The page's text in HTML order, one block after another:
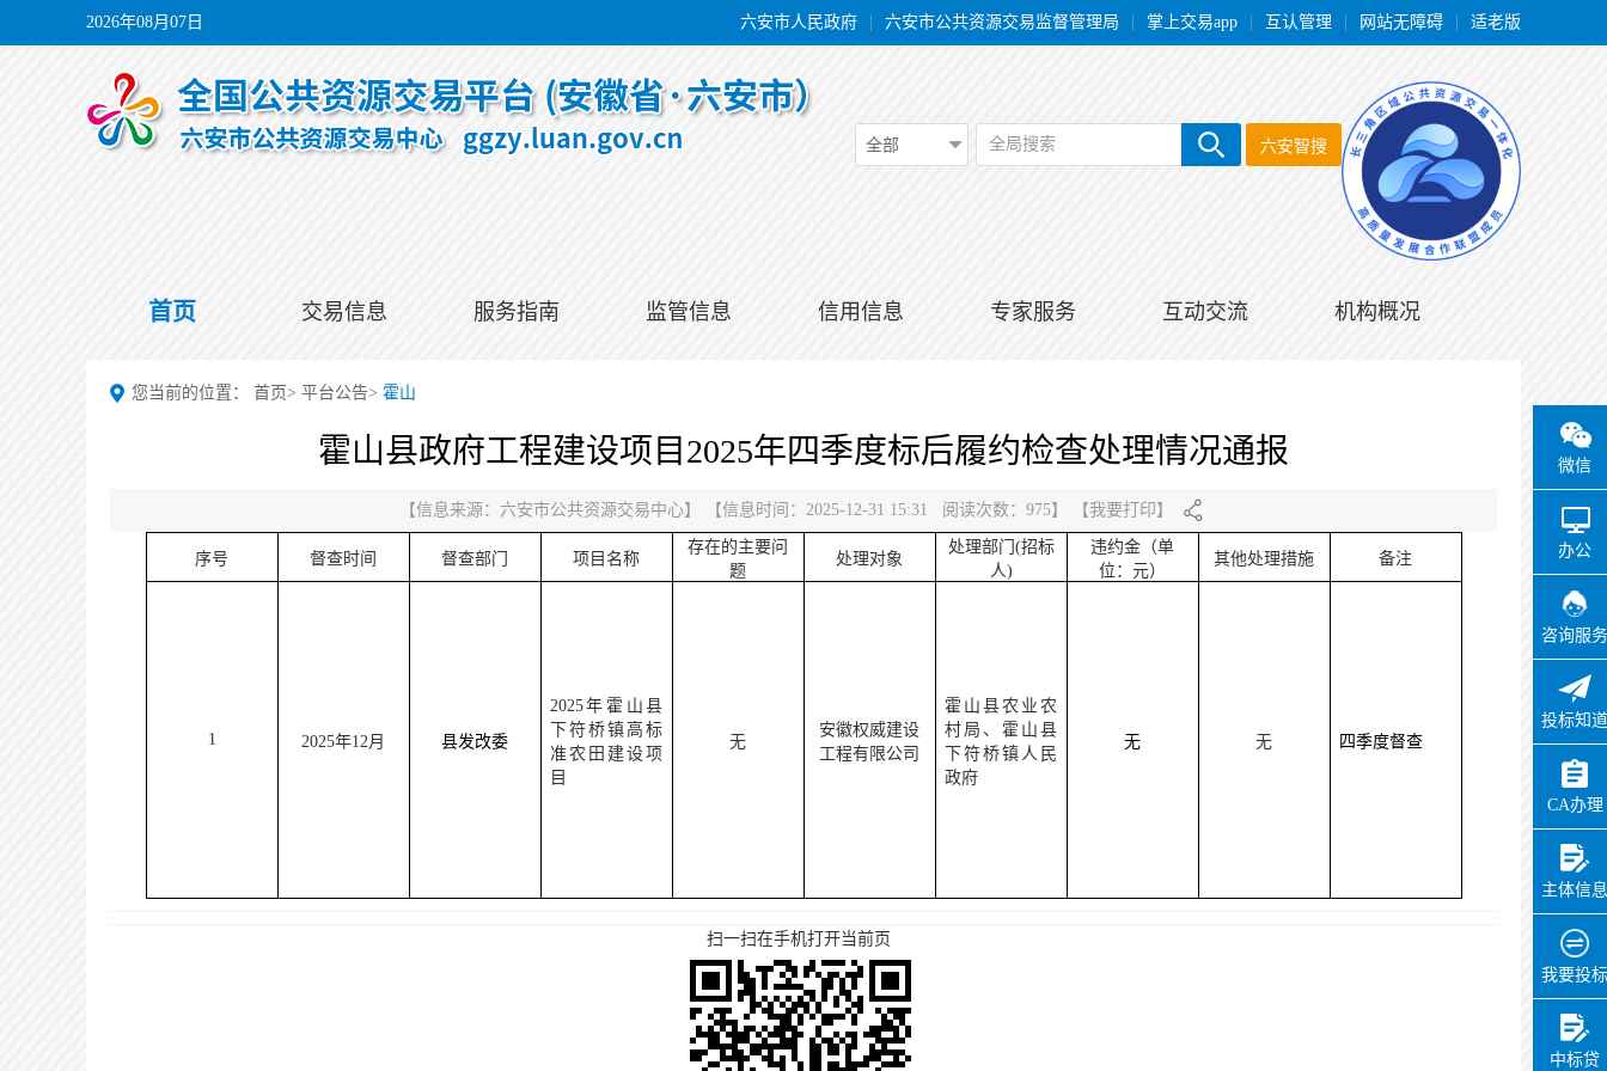
2026年08月07日 六安市人民政府 六安市公共资源交易监督管理局 掌上交易app 互认管理 网站无障碍 适老版
全部 全局搜索 六安智搜
首页 交易信息 服务指南 监管信息 信用信息 专家服务 互动交流 机构概况
微信
办公
咨询服务
投标知道
CA办理
主体信息
我要投标
中标贷
您当前的位置： 首页> 平台公告> 霍山
霍山县政府工程建设项目2025年四季度标后履约检查处理情况通报
【信息来源： 六安市公共资源交易中心】 【信息时间：2025-12-31 15:31 阅读次数： 975】 【我要打印】
序号 督查时间 督查部门 项目名称
存在的主要问
题
处理对象
处理部门 (招标
人)
违约金（单
位：元）
其他处理措施 备注
1 2025年12月 县发改委
2025年霍山县
下符桥镇高标
准农田建设项
目
无
安徽权威建设
工程有限公司
霍山县农业农
村局、霍山县
下符桥镇人民
政府
无 无 四季度督查
扫一扫在手机打开当前页